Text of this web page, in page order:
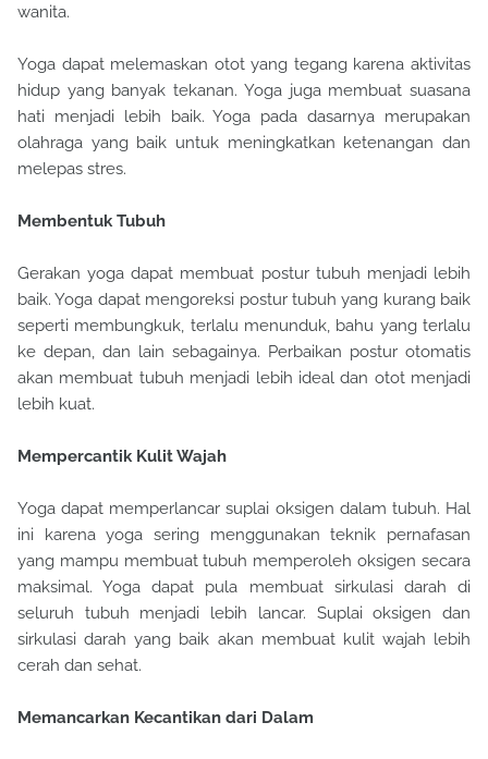
wanita.
Yoga dapat melemaskan otot yang tegang karena aktivitas
hidup yang banyak tekanan. Yoga juga membuat suasana
hati menjadi lebih baik. Yoga pada dasarnya merupakan
olahraga yang baik untuk meningkatkan ketenangan dan
melepas stres.
Membentuk Tubuh
Gerakan yoga dapat membuat postur tubuh menjadi lebih
baik. Yoga dapat mengoreksi postur tubuh yang kurang baik
seperti membungkuk, terlalu menunduk, bahu yang terlalu
ke depan, dan lain sebagainya. Perbaikan postur otomatis
akan membuat tubuh menjadi lebih ideal dan otot menjadi
lebih kuat.
Mempercantik Kulit Wajah
Yoga dapat memperlancar suplai oksigen dalam tubuh. Hal
ini karena yoga sering menggunakan teknik pernafasan
yang mampu membuat tubuh memperoleh oksigen secara
maksimal. Yoga dapat pula membuat sirkulasi darah di
seluruh tubuh menjadi lebih lancar. Suplai oksigen dan
sirkulasi darah yang baik akan membuat kulit wajah lebih
cerah dan sehat.
Memancarkan Kecantikan dari Dalam